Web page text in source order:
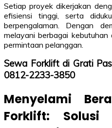
Setiap proyek dikerjakan
efisiensi tinggi, serta
berpengalaman. Dengan
melayani berbagai
permintaan pelanggan.
Sewa Forklift di Grati
0812-2233-3850
Menyelami
Forklift: Solusi